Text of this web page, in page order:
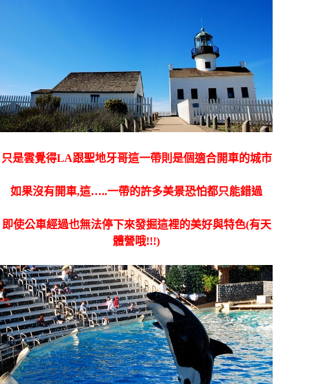
只是雲覺得LA跟聖地牙哥這一帶則是個適合開車的城市
如果沒有開車,這…..一帶的許多美景恐怕都只能錯過
即使公車經過也無法停下來發掘這裡的美好與特色(有天
體營哦!!!)